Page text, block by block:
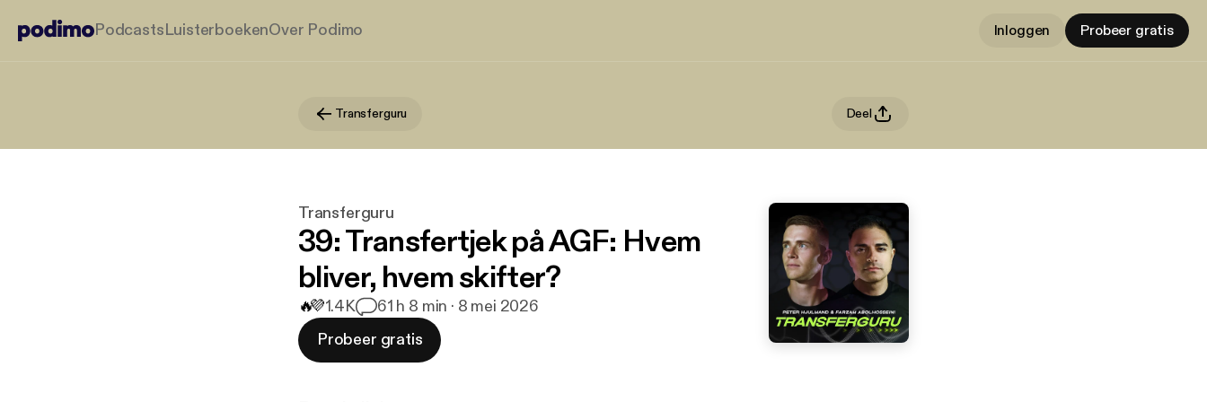
PodcastsLuisterboekenOver Podimo Inloggen Probeer gratis
Transferguru Deel
Transferguru
39: Transfertjek på AGF: Hvem
bliver, hvem skifter?
🔥💜1.4K 61 h 8 min · 8 mei 2026
Probeer gratis